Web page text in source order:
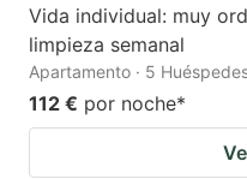
Vida individual: muy
limpieza semanal
Apartamento · 5
112 € por noche*